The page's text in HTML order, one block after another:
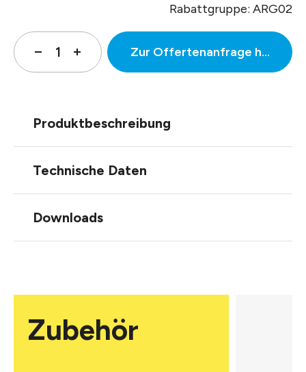
Rabattgruppe: ARG02
Zur Offertenanfrage
Produktbeschreibung
Technische Daten
Downloads
Zubehör